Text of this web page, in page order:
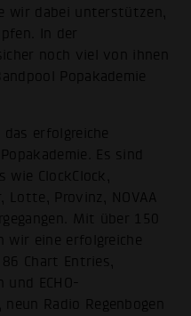
wir dabei unterstützen,
In der
noch viel von ihnen
Popakademie
erfolgreiche
Es sind
wie ClockClock,
Lotte, Provinz, NOVAA
Mit über 150
wir eine erfolgreiche
Chart Entries,
und ECHO-
neun Radio Regenbogen